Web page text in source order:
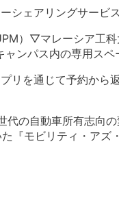
シェアリングサービ
）▽マレーシア工科
ンパス内の専用スペ
リを通じて予約から
代の自動車所有志向
『モビリティ・ アズ